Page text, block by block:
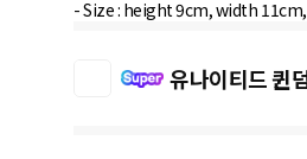
유나이티드 퀸